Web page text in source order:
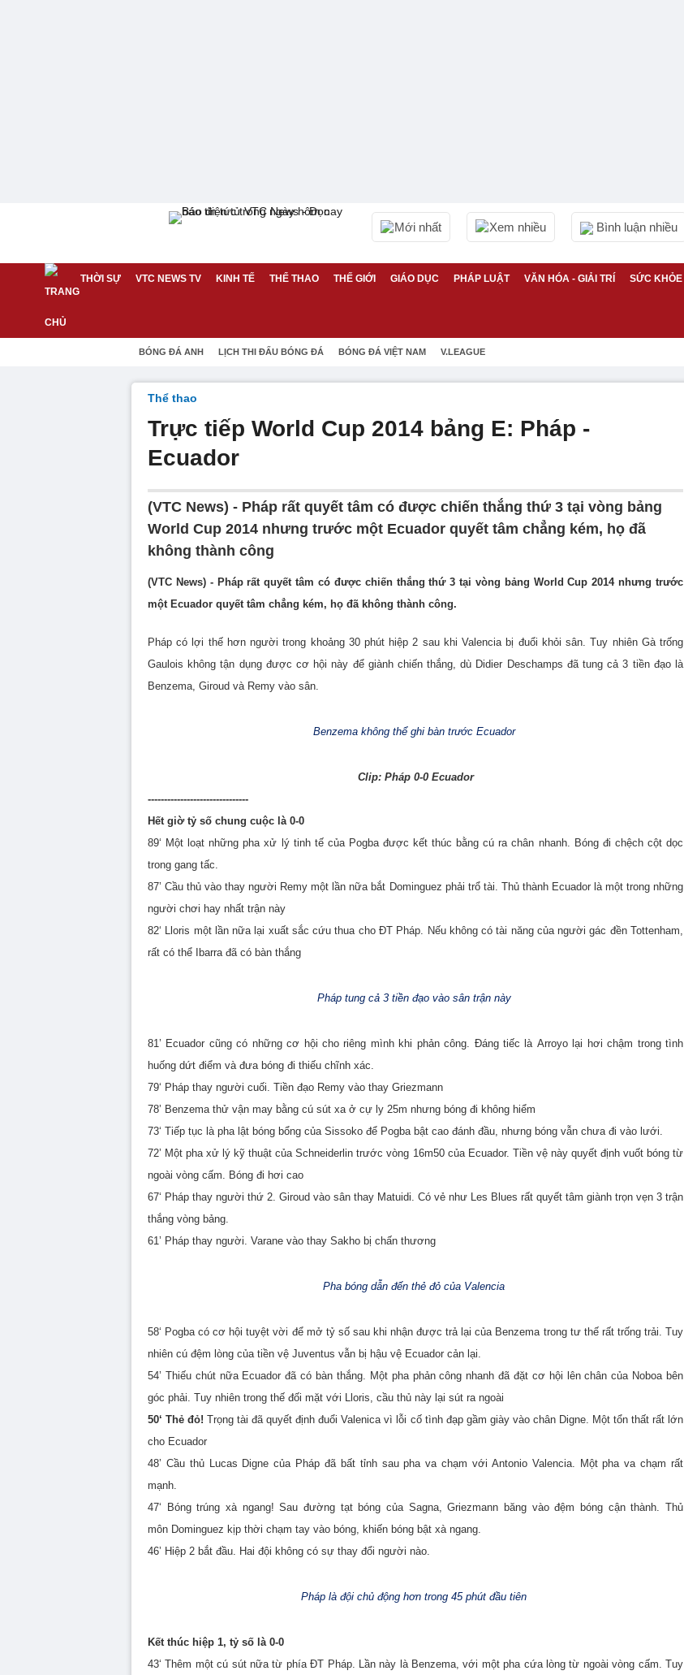
Mới nhất Xem nhiều Bình luận nhiều
THỜI SỰ VTC NEWS TV KINH TẾ THỂ THAO THẾ GIỚI GIÁO DỤC PHÁP LUẬT VĂN HÓA - GIẢI TRÍ SỨC KHỎE
BÓNG ĐÁ ANH LỊCH THI ĐẤU BÓNG ĐÁ BÓNG ĐÁ VIỆT NAM V.LEAGUE
Thể thao
Trực tiếp World Cup 2014 bảng E: Pháp -
Ecuador
(VTC News) - Pháp rất quyết tâm có được chiến thắng thứ 3 tại vòng bảng
World Cup 2014 nhưng trước một Ecuador quyết tâm chẳng kém, họ đã
không thành công
(VTC News) - Pháp rất quyết tâm có được chiến thắng thứ 3 tại vòng bảng World Cup 2014 nhưng trước
một Ecuador quyết tâm chẳng kém, họ đã không thành công.
Pháp có lợi thế hơn người trong khoảng 30 phút hiệp 2 sau khi Valencia bị đuổi khỏi sân. Tuy nhiên Gà trống
Gaulois không tận dụng được cơ hội này để giành chiến thắng, dù Didier Deschamps đã tung cả 3 tiền đạo là
Benzema, Giroud và Remy vào sân.
Benzema không thể ghi bàn trước Ecuador
Clip: Pháp 0-0 Ecuador
-------------------------------
Hết giờ tỷ số chung cuộc là 0-0
89‘ Một loạt những pha xử lý tinh tế của Pogba được kết thúc bằng cú ra chân nhanh. Bóng đi chệch cột dọc
trong gang tấc.
87’ Cầu thủ vào thay người Remy một lần nữa bắt Dominguez phải trổ tài. Thủ thành Ecuador là một trong những
người chơi hay nhất trận này
82‘ Lloris một lần nữa lại xuất sắc cứu thua cho ĐT Pháp. Nếu không có tài năng của người gác đền Tottenham,
rất có thể
Ibarra đã có bàn thắng
Pháp tung cả 3 tiền đạo vào sân trận này
81’ Ecuador cũng có những cơ hội cho riêng mình khi phản công. Đáng tiếc là Arroyo lại hơi chậm trong tình
huống dứt điểm và đưa bóng đi thiếu chĩnh xác.
79‘ Pháp thay người cuối. Tiền đạo Remy vào thay Griezmann
78’ Benzema thử vận may bằng cú sút xa ở cự ly 25m nhưng bóng đi không hiểm
73‘ Tiếp tục là pha lật bóng bổng của Sissoko để Pogba bật cao đánh đầu, nhưng bóng vẫn chưa đi vào lưới.
72’ Một pha xử lý kỹ thuật củaSchneiderlin trước vòng 16m50 của Ecuador. Tiền vệ này quyết định vuốt bóng từ
ngoài vòng cấm. Bóng đi hơi cao
67‘ Pháp thay người thứ 2. Giroud vào sân thay Matuidi. Có vẻ như Les Blues rất quyết tâm giành trọn vẹn 3 trận
thắng vòng bảng.
61’ Pháp thay người. Varane vào thay Sakho bị chấn thương
Pha bóng dẫn đến thẻ đỏ của Valencia
58‘ Pogba có cơ hội tuyệt vời để mở tỷ số sau khi nhận được trả lại của Benzema trong tư thế rất trống trải. Tuy
nhiên cú đệm lòng của tiền vệ Juventus vẫn bị hậu vệ Ecuador cản lại.
54’ Thiếu chút nữa Ecuador đã có bàn thắng. Một pha phản công nhanh đã đặt cơ hội lên chân của Noboa bên
góc phải. Tuy nhiên trong thế đối mặt với Lloris, cầu thủ này lại sút ra ngoài
50‘ Thẻ đỏ!Trọng tài đã quyết định đuổi Valenica vì lỗi cố tình đạp gầm giày vào chân Digne. Một tổn thất rất lớn
cho Ecuador
48’ Cầu thủ Lucas Digne của Pháp đã bất tỉnh sau pha va chạm với Antonio Valencia. Một pha va chạm rất
mạnh.
47‘ Bóng trúng xà ngang! Sau đường tạt bóng của Sagna,Griezmann băng vào đệm bóng cận thành. Thủ
môn Dominguez kịp thời chạm tay vào bóng, khiến bóng bật xà ngang.
46’ Hiệp 2 bắt đầu. Hai đội không có sự thay đổi người nào.
Pháp là đội chủ động hơn trong 45 phút đầu tiên
Kết thúc hiệp 1, tỷ số là 0-0
43‘ Thêm một cú sút nữa từ phía ĐT Pháp. Lần này là Benzema, với một pha cứa lòng từ ngoài vòng cấm. Tuy